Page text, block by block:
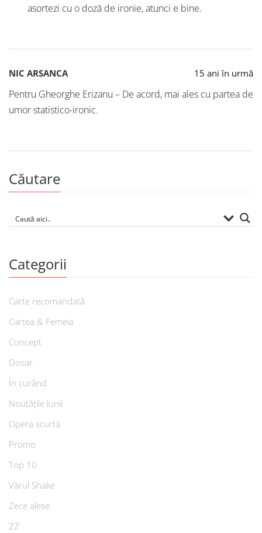
asortezi cu o doză de ironie, atunci e bine.
NIC ARSANCA 15 ani în urmă
Pentru Gheorghe Erizanu – De acord, mai ales cu partea de
umor statistico-ironic.
Căutare
Categorii
Carte recomandată
Cartea & Femeia
Concept
Dosar
În curând
Noutățile lunii
Opera scurtă
Promo
Top 10
Vărul Shake
Zece alese
ZZ